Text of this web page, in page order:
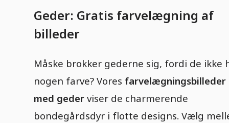
Geder: Gratis farvelægning af
billeder
Måske brokker gederne sig, fordi de ikke
nogen farve? Vores farvelægningsbilleder
med geder viser de charmerende
bondegårdsdyr i flotte designs. Vælg